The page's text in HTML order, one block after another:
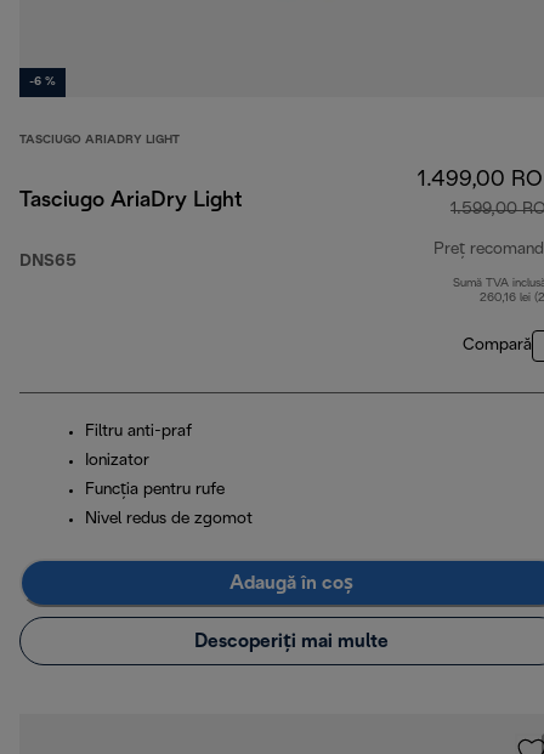
-6 %
TASCIUGO ARIADRY LIGHT
Tasciugo AriaDry Light
DNS65
1.499,00
1.599,00
Preț
Sumă TVA
260,16 lei
Compară
Filtru anti-praf
Ionizator
Funcţia pentru rufe
Nivel redus de zgomot
Adaugă în coș
Descoperiți mai multe